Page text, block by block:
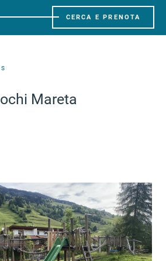
CERCA E PRENOTA
Mareta